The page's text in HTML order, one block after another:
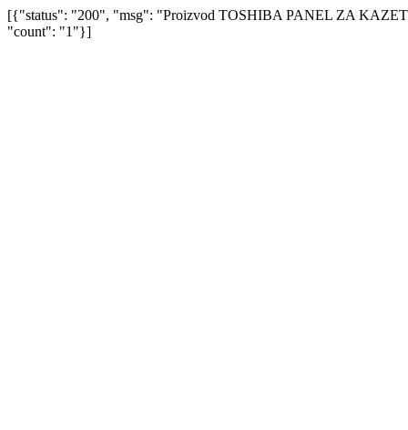
[{"status": "200", "msg": "Proizvod TOSHIBA PANEL ZA
"count": "1"}]